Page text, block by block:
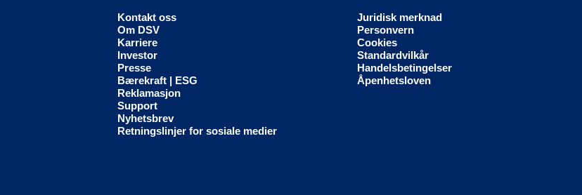
Kontakt oss
Om DSV
Karriere
Investor
Presse
Bærekraft | ESG
Reklamasjon
Support
Nyhetsbrev
Retningslinjer for sosiale medier
Juridisk merknad
Personvern
Cookies
Standardvilkår
Handelsbetingelser
Åpenhetsloven